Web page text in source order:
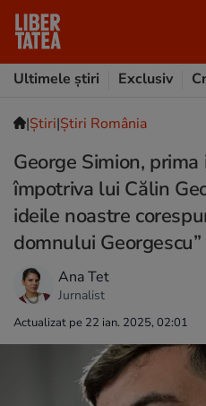
Ultimele știri
Exclusiv
|Ştiri|Știri România
George Simion,
împotriva lui Călin
ideile noastre
domnului Georgescu”
Ana Tet
Jurnalist
Actualizat pe 22 ian. 2025, 02:01